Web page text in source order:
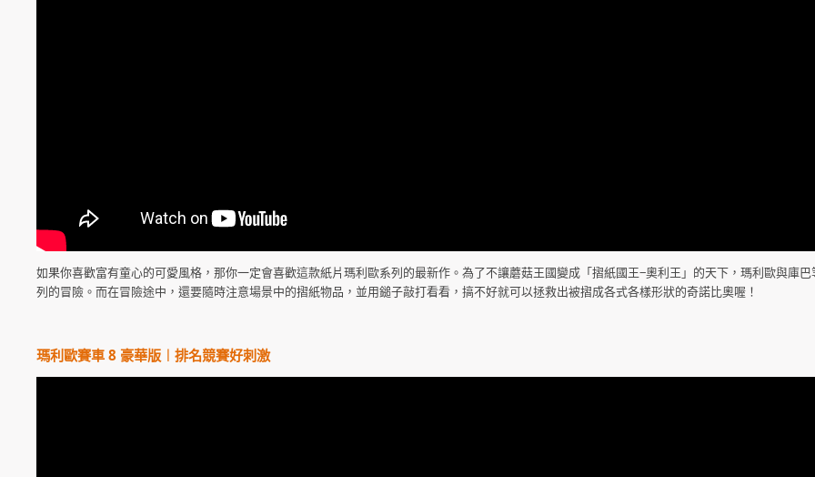
如果你喜歡富有童心的可愛風格，那你一定會喜歡這款紙片瑪利歐系列的最新作。為了不讓蘑菇王國變成「摺紙國王‒奧利王」的天下，瑪利歐與庫巴
列的冒險。而在冒險途中，還要隨時注意場景中的摺紙物品，並用鎚子敲打看看，搞不好就可以拯救出被摺成各式各樣形狀的奇諾比奧喔！
瑪利歐賽車 8 豪華版︱排名競賽好刺激